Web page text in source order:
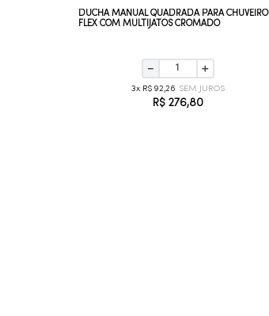
DUCHA MANUAL QUADRADA PARA CHUVEIRO
FLEX COM MULTIJATOS CROMADO
＋
－
3 R$ 92,26
R$ 276,80